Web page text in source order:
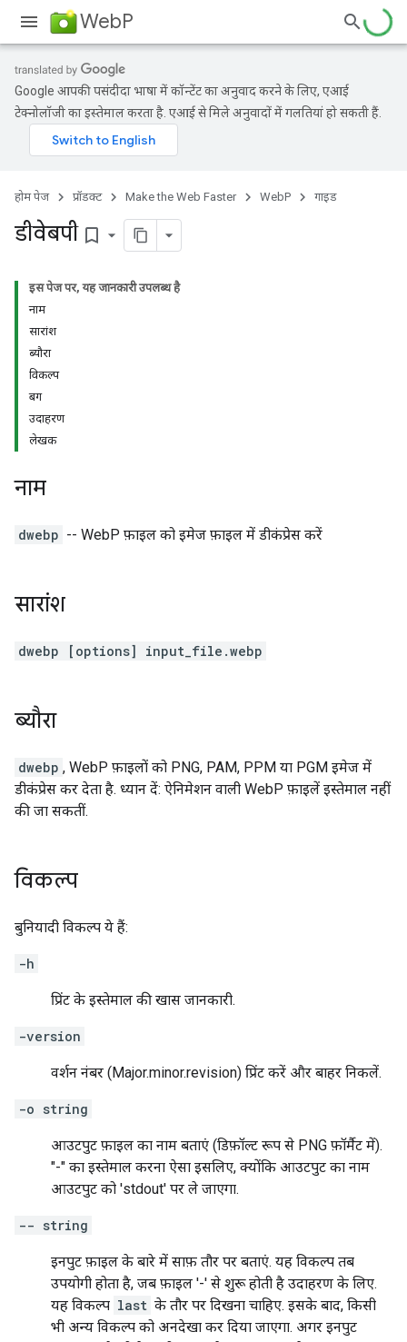
WebP
Google आपकी पसंदीदा भाषा में कॉन्टेंट का अनुवाद करने के लिए, एआई
टेक्नोलॉजी का इस्तेमाल करता है. एआई से मिले अनुवादों में गलतियां हो सकती हैं.
होम पेज प्रॉडक्ट Make the Web Faster WebP गाइड
डीवेबपी bookmark_border
इस पेज पर, यह जानकारी उपलब्ध है
नाम
सारांश
ब्यौरा
विकल्प
बग
उदाहरण
लेखक
नाम
dwebp -- WebP फ़ाइल को इमेज फ़ाइल में डीकंप्रेस करें
सारांश
dwebp [options] input_file.webp
ब्यौरा
dwebp , WebP फ़ाइलों को PNG, PAM, PPM या PGM इमेज में
डीकंप्रेस कर देता है. ध्यान दें: ऐनिमेशन वाली WebP फ़ाइलें इस्तेमाल नहीं
की जा सकतीं.
विकल्प
बुनियादी विकल्प ये हैं:
-h
प्रिंट के इस्तेमाल की खास जानकारी.
-version
वर्शन नंबर (Major.minor.revision) प्रिंट करें और बाहर निकलें.
-o string
आउटपुट फ़ाइल का नाम बताएं (डिफ़ॉल्ट रूप से PNG फ़ॉर्मैट में).
"-" का इस्तेमाल करना ऐसा इसलिए, क्योंकि आउटपुट का नाम
आउटपुट को 'stdout' पर ले जाएगा.
-- string
इनपुट फ़ाइल के बारे में साफ़ तौर पर बताएं. यह विकल्प तब
उपयोगी होता है, जब फ़ाइल '-' से शुरू होती है उदाहरण के लिए.
यह विकल्प last के तौर पर दिखना चाहिए. इसके बाद, किसी
भी अन्य विकल्प को अनदेखा कर दिया जाएगा. अगर इनपुट